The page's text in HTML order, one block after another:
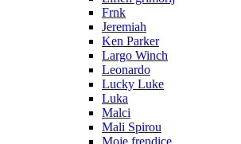
Frnk
Jeremiah
Ken Parker
Largo Winch
Leonardo
Lucky Luke
Luka
Malci
Mali Spirou
Moje frendice